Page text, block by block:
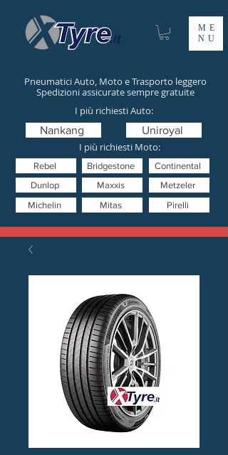
ME
NU
Pneumatici Auto, Moto e Trasporto leggero
Spedizioni assicurate sempre gratuite
I più richiesti Moto:
Mitas
Nankang
Pirelli
Uniroyal
Metzeler
Dunlop
Bridgestone Continental
Michelin
Rebel
I più richiesti Auto:
Maxxis